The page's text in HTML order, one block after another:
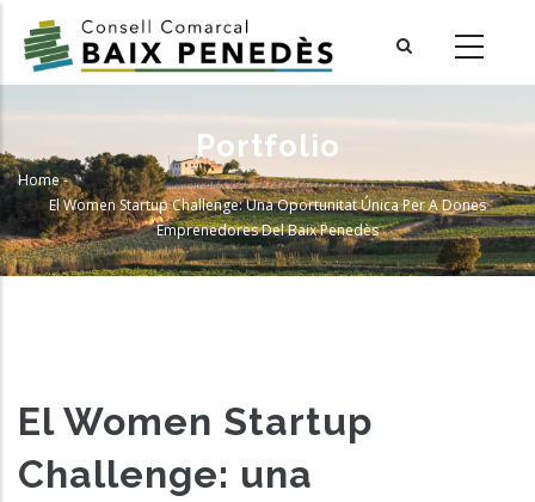
main
Portfolio
Breadcrumb
Home-
El Women Startup Challenge: Una Oportunitat Única Per A Dones
Emprenedores Del Baix Penedès
El Women Startup
Challenge: una